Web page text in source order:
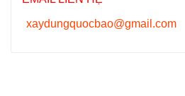
xaydungquocbao@gmail.com